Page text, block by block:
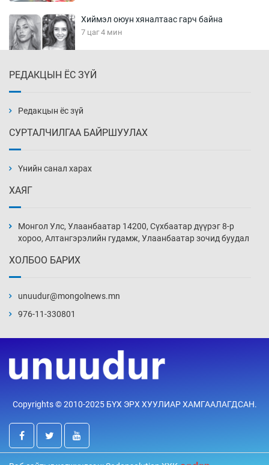
Хиймэл оюун хяналтаас гарч байна
7 цаг 4 мин
7 цаг 34 мин
нэмэгджээ
8 цаг 4 мин
8 цаг 34 мин
9 цаг 4 мин
үйлчилж буй гэв
9 цаг 34 мин
“Туул усан цогцолбор”-ын ТЭЗҮ-ийг
РЕДАКЦЫН ЁС ЗҮЙ
Редакцын ёс зүй
СУРТАЛЧИЛГАА БАЙРШУУЛАХ
Үнийн санал харах
ХАЯГ
Монгол Улс, Улаанбаатар 14200, Сүхбаатар дүүрэг 8-р
хороо, Алтангэрэлийн гудамж, Улаанбаатар зочид буудал
ХОЛБОО БАРИХ
unuudur@mongolnews.mn
976-11-330801
Copyrights © 2010-2025 БҮХ ЭРХ ХУУЛИАР ХАМГААЛАГДСАН.